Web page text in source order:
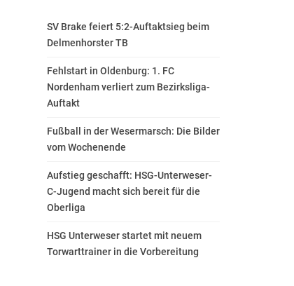
SV Brake feiert 5:2-Auftaktsieg beim
Delmenhorster TB
Fehlstart in Oldenburg: 1. FC
Nordenham verliert zum Bezirksliga-
Auftakt
Fußball in der Wesermarsch: Die Bilder
vom Wochenende
Aufstieg geschafft: HSG-Unterweser-
C-Jugend macht sich bereit für die
Oberliga
HSG Unterweser startet mit neuem
Torwarttrainer in die Vorbereitung